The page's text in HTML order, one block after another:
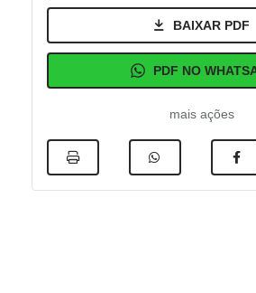
BAIXAR PDF
PDF NO
mais ações